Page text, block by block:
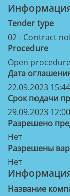
Tender type
02 - Contract
Procedure
Open
Дата
22.09.2023
Срок подачи
29.09.2023
Разрешено
Нет
Разрешены
Нет
Название